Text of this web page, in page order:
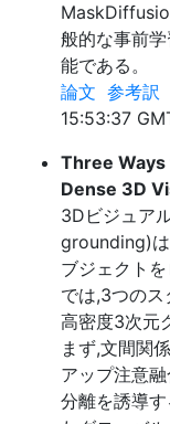
般的な事前
能である。
論文 参考訳
15:53:37
Three
Dense 3D
3Dビジュア
grounding)
ブジェクト
では,3つの
高密度3次元
まず,文間関
アップ注意
分離を誘導